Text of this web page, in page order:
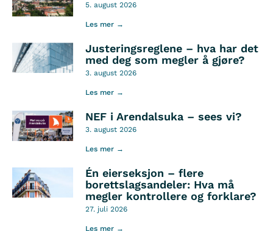
5. august 2026
Les mer →
Justeringsreglene – hva har det
med deg som megler å gjøre?
3. august 2026
Les mer →
NEF i Arendalsuka – sees vi?
3. august 2026
Les mer →
Én eierseksjon – flere
borettslagsandeler: Hva må
megler kontrollere og forklare?
27. juli 2026
Les mer →